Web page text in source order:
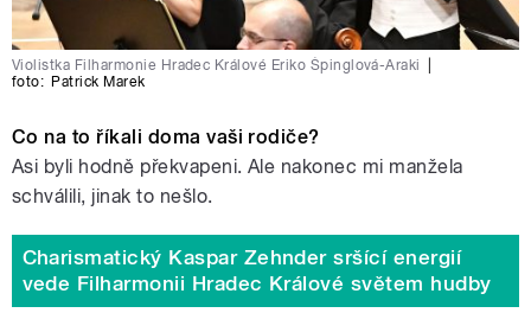
Violistka Filharmonie Hradec Králové Eriko Špinglová-Araki
foto: Patrick Marek
Co na to říkali doma vaši rodiče?
Asi byli hodně překvapeni. Ale nakonec mi manžela
schválili, jinak to nešlo.
Charismatický Kaspar Zehnder sršící energií
vede Filharmonii Hradec Králové světem hudby